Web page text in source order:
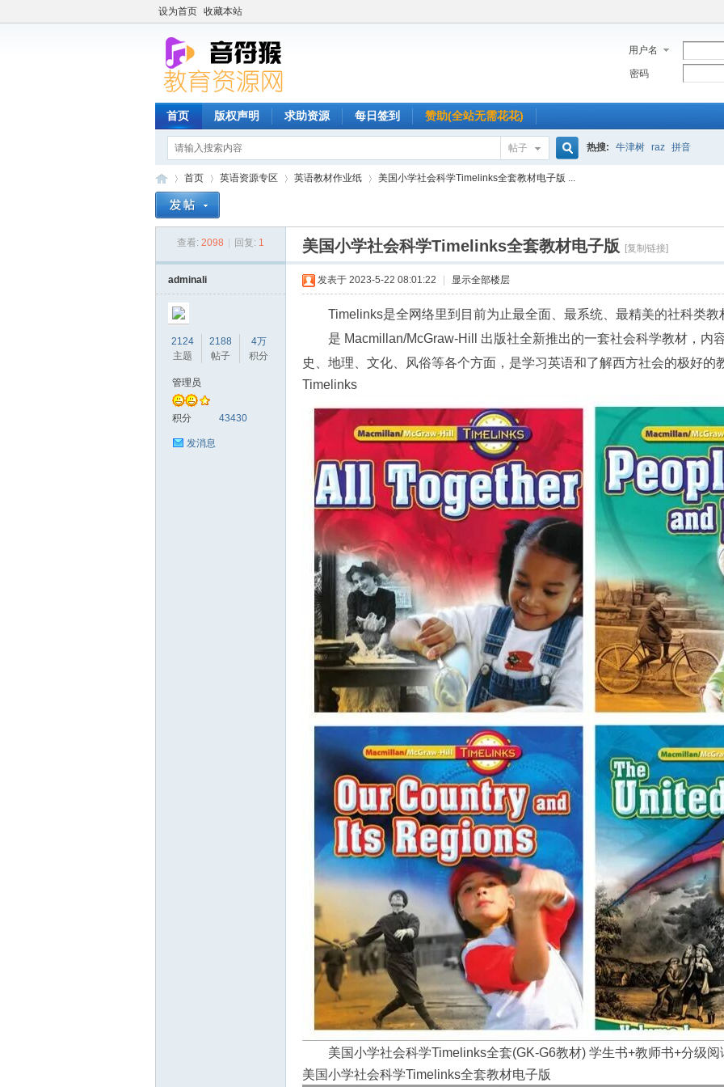
设为首页 收藏本站
用户名
密码
首页 版权声明 求助资源 每日签到 赞助(全站无需花花)
帖子
搜
索
热搜: 牛津树 raz 拼音
首页
›
英语资源专区 英语教材作业纸
›
美国小学社会科学Timelinks全套教材电子版 ...
查看: 2098 回复: 1 美国小学社会科学Timelinks全套教材电子版 [复制链接]
adminali
2124
主题
2188
帖子
4万
积分
管理员
积分 43430
发消息
发表于 2023-5-22 08:01:22 显示全部楼层
Timelinks是全网络里到目前为止最全面、最系统、最精美的社科类教
是 Macmillan/McGraw-Hill 出版社全新推出的一套社会科学教材，内
史、地理、文化、风俗等各个方面，是学习英语和了解西方社会的极好的
Timelinks
美国小学社会科学Timelinks全套(GK-G6教材) 学生书+教师书+分级阅
美国小学社会科学Timelinks全套教材电子版